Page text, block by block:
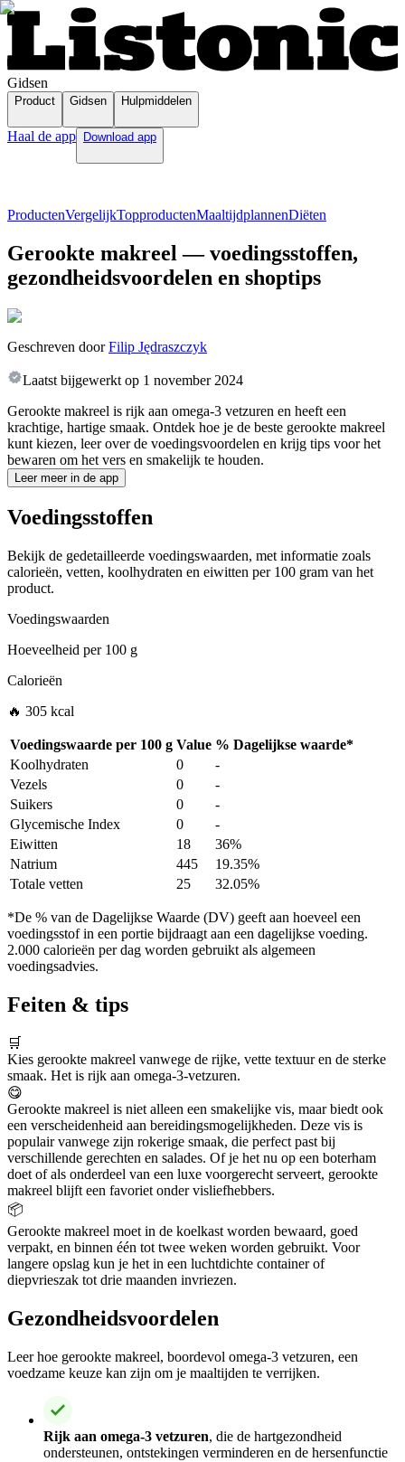
Gidsen
Product Gidsen Hulpmiddelen
Haal de app Download app
ProductenVergelijkTopproductenMaaltijdplannenDiëten
Gerookte makreel — voedingsstoffen,
gezondheidsvoordelen en shoptips
Geschreven door Filip Jędraszczyk
Laatst bijgewerkt op 1 november 2024
Gerookte makreel is rijk aan omega-3 vetzuren en heeft een
krachtige, hartige smaak. Ontdek hoe je de beste gerookte makreel
kunt kiezen, leer over de voedingsvoordelen en krijg tips voor het
bewaren om het vers en smakelijk te houden.
Leer meer in de app
Voedingsstoffen
Bekijk de gedetailleerde voedingswaarden, met informatie zoals
calorieën, vetten, koolhydraten en eiwitten per 100 gram van het
product.
Voedingswaarden
Hoeveelheid per100 g
Calorieën
🔥 305 kcal
Voedingswaarde per 100 g Value % Dagelijkse waarde*
Koolhydraten
0
-
Vezels
0
-
Suikers
0
-
Glycemische Index
0
-
Eiwitten
18
36%
Natrium
445
19.35%
Totale vetten
25 32.05%
*De % van de Dagelijkse Waarde (DV) geeft aan hoeveel een
voedingsstof in een portie bijdraagt aan een dagelijkse voeding.
2.000 calorieën per dag worden gebruikt als algemeen
voedingsadvies.
Feiten & tips
🛒
Kies gerookte makreel vanwege de rijke, vette textuur en de sterke
smaak. Het is rijk aan omega-3-vetzuren.
😋
Gerookte makreel is niet alleen een smakelijke vis, maar biedt ook
een verscheidenheid aan bereidingsmogelijkheden. Deze vis is
populair vanwege zijn rokerige smaak, die perfect past bij
verschillende gerechten en salades. Of je het nu op een boterham
doet of als onderdeel van een luxe voorgerecht serveert, gerookte
makreel blijft een favoriet onder visliefhebbers.
📦
Gerookte makreel moet in de koelkast worden bewaard, goed
verpakt, en binnen één tot twee weken worden gebruikt. Voor
langere opslag kun je het in een luchtdichte container of
diepvrieszak tot drie maanden invriezen.
Gezondheidsvoordelen
Leer hoe gerookte makreel, boordevol omega-3 vetzuren, een
voedzame keuze kan zijn om je maaltijden te verrijken.
Rijk aan omega-3 vetzuren, die de hartgezondheid
ondersteunen, ontstekingen verminderen en de hersenfunctie